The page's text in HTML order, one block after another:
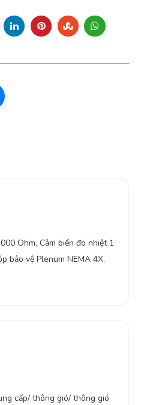
Ohm, Cảm biến đo nhiệt 1
bảo vệ Plenum NEMA 4X,
cấp/ thông gió/ thông gió